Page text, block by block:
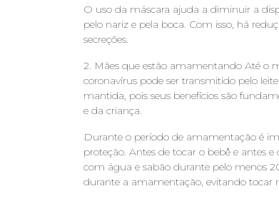
O uso da máscara ajuda a diminuir a
pelo nariz e pela boca. Com isso, há
secreções.
2. Mães que estão amamentando Até o
coronavírus pode ser transmitido pelo
mantida, pois seus benefícios são
e da criança.
Durante o período de amamentação é
proteção. Antes de tocar o bebê e antes
com água e sabão durante pelo menos
durante a amamentação, evitando tocar